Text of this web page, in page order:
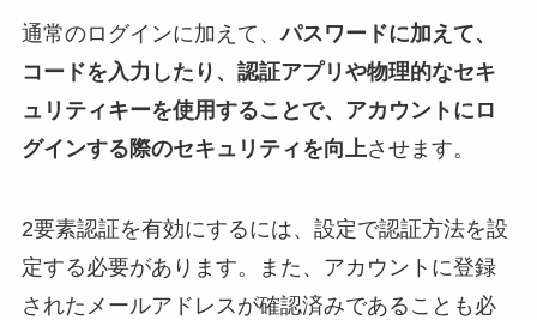
通常のログインに加えて、パスワードに加えて、
コードを入力したり、認証アプリや物理的なセキ
ュリティキーを使用することで、アカウントにロ
グインする際のセキュリティを向上させます。
2要素認証を有効にするには、設定で認証方法を設
定する必要があります。また、アカウントに登録
されたメールアドレスが確認済みであることも必